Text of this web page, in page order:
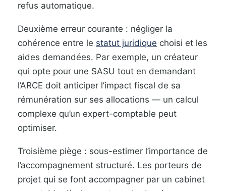
refus automatique.
Deuxième erreur courante : négliger la
cohérence entre le statut juridique choisi et les
aides demandées. Par exemple, un créateur
qui opte pour une SASU tout en demandant
l’ARCE doit anticiper l’impact fiscal de sa
rémunération sur ses allocations — un calcul
complexe qu’un expert-comptable peut
optimiser.
Troisième piège : sous-estimer l’importance de
l’accompagnement structuré. Les porteurs de
projet qui se font accompagner par un cabinet